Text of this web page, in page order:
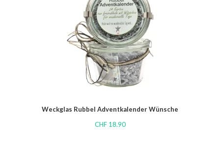
Weckglas Rubbel Adventkalender Wünsche
CHF18.90